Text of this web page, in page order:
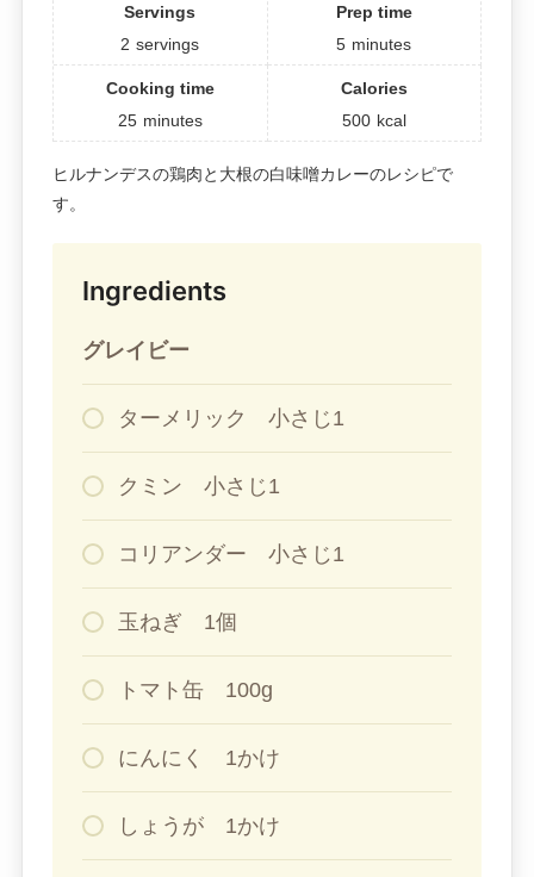
Servings
2 servings
Prep time
5 minutes
Cooking time
25 minutes
Calories
500 kcal
ヒルナンデスの鶏肉と大根の白味噌カレーのレシピで
す。
Ingredients
グレイビー
ターメリック 小さじ1
クミン 小さじ1
コリアンダー 小さじ1
玉ねぎ 1個
トマト缶 100g
にんにく 1かけ
しょうが 1かけ